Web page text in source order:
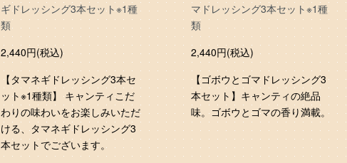
ギドレッシング3本セット※1種
類
2,440円(税込)
【タマネギドレッシング3本セ
ット※1種類】 キャンティこだ
わりの味わいをお楽しみいただ
ける、タマネギドレッシング3
本セットでございます。
マドレッシング3本セット※1種
類
2,440円(税込)
【ゴボウとゴマドレッシング3
本セット】キャンティの絶品
味。ゴボウとゴマの香り満載。